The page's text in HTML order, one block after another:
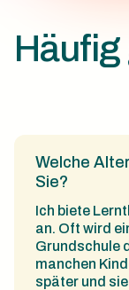
Welche
Sie?
Ich biete
an. Oft wird
Grundschule
manchen
später und